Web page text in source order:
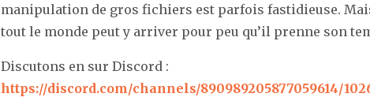
manipulation de gros fichiers est parfois fastidieuse.
tout le monde peut y arriver pour peu qu’il prenne son
Discutons en sur Discord :
https://discord.com/channels/890989205877059614/